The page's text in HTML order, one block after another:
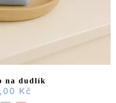
na dudlík
Kč